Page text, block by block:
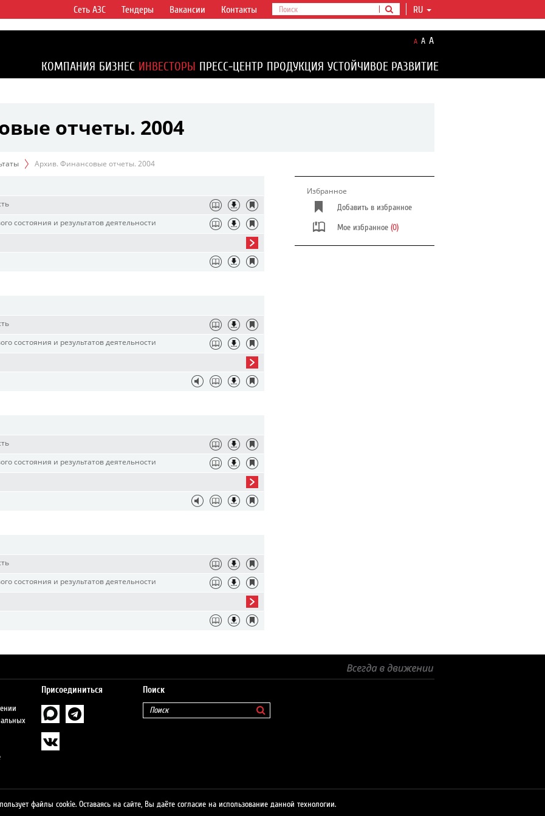
в
более 2%
доказанных
RU
Сеть АЗС Тендеры Вакансии Контакты
A A A
КОМПАНИЯ БИЗНЕС ИНВЕСТОРЫ ПРЕСС-ЦЕНТР ПРОДУКЦИЯ УСТОЙЧИВОЕ РАЗВИТИЕ
отчеты. 2004
Архив. Финансовые отчеты. 2004
состояния и результатов деятельности
состояния и результатов деятельности
состояния и результатов деятельности
состояния и результатов деятельности
Избранное
Добавить в избранное
Мое избранное (0)
Присоединиться Поиск
файлы cookie. Оставаясь на сайте, Вы даёте согласие на использование данной технологии.